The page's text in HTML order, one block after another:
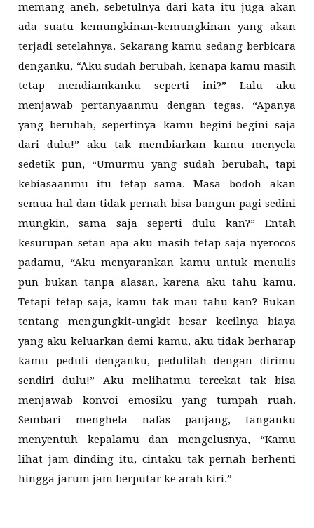
memang aneh, sebetulnya dari kata itu juga akan
ada suatu kemungkinan-kemungkinan yang akan
terjadi setelahnya. Sekarang kamu sedang berbicara
denganku, “Aku sudah berubah, kenapa kamu masih
tetap mendiamkanku seperti ini?” Lalu aku
menjawab pertanyaanmu dengan tegas, “Apanya
yang berubah, sepertinya kamu begini-begini saja
dari dulu!” aku tak membiarkan kamu menyela
sedetik pun, “Umurmu yang sudah berubah, tapi
kebiasaanmu itu tetap sama. Masa bodoh akan
semua hal dan tidak pernah bisa bangun pagi sedini
mungkin, sama saja seperti dulu kan?” Entah
kesurupan setan apa aku masih tetap saja nyerocos
padamu, “Aku menyarankan kamu untuk menulis
pun bukan tanpa alasan, karena aku tahu kamu.
Tetapi tetap saja, kamu tak mau tahu kan? Bukan
tentang mengungkit-ungkit besar kecilnya biaya
yang aku keluarkan demi kamu, aku tidak berharap
kamu peduli denganku, pedulilah dengan dirimu
sendiri dulu!” Aku melihatmu tercekat tak bisa
menjawab konvoi emosiku yang tumpah ruah.
Sembari menghela nafas panjang, tanganku
menyentuh kepalamu dan mengelusnya, “Kamu
lihat jam dinding itu, cintaku tak pernah berhenti
hingga jarum jam berputar ke arah kiri.”